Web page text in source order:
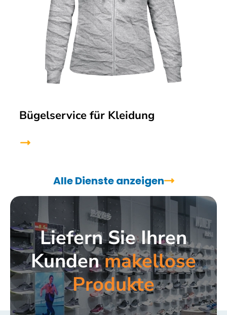
Bügelservice für Kleidung
Alle Dienste anzeigen
Liefern Sie Ihren
Kundenmakellose
Produkte